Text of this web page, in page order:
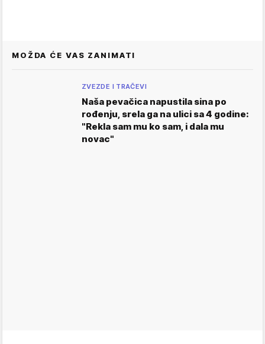
MOŽDA ĆE VAS ZANIMATI
ZVEZDE I TRAČEVI
Naša pevačica napustila sina po
rođenju, srela ga na ulici sa 4 godine:
"Rekla sam mu ko sam, i dala mu
novac"